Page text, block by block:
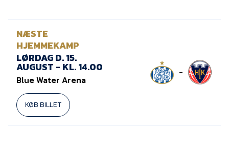
NÆSTE
HJEMMEKAMP
LØRDAG D. 15.
AUGUST - KL. 14.00
Blue Water Arena
KØB BILLET
-